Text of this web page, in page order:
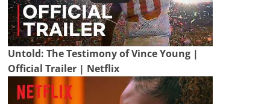
Untold: The Testimony of Vince Young |
Official Trailer | Netflix